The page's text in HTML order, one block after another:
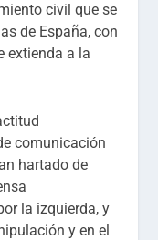
civil que se
de España, con
extienda a la
comunicación
hartado de
la izquierda, y
y en el